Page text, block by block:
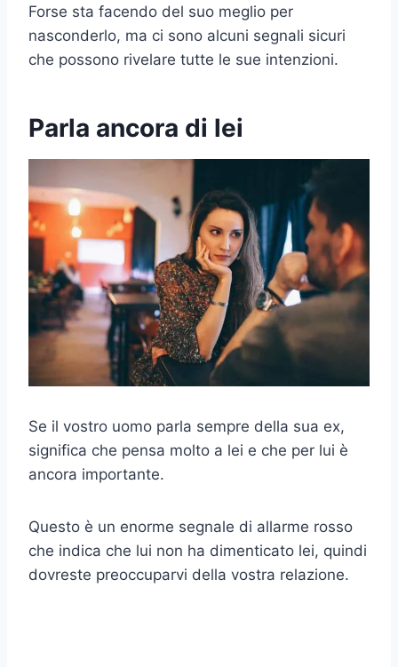
Forse sta facendo del suo meglio per
nasconderlo, ma ci sono alcuni segnali sicuri
che possono rivelare tutte le sue intenzioni.
Parla ancora di lei
Se il vostro uomo parla sempre della sua ex,
significa che pensa molto a lei e che per lui è
ancora importante.
Questo è un enorme segnale di allarme rosso
che indica che lui non ha dimenticato lei, quindi
dovreste preoccuparvi della vostra relazione.